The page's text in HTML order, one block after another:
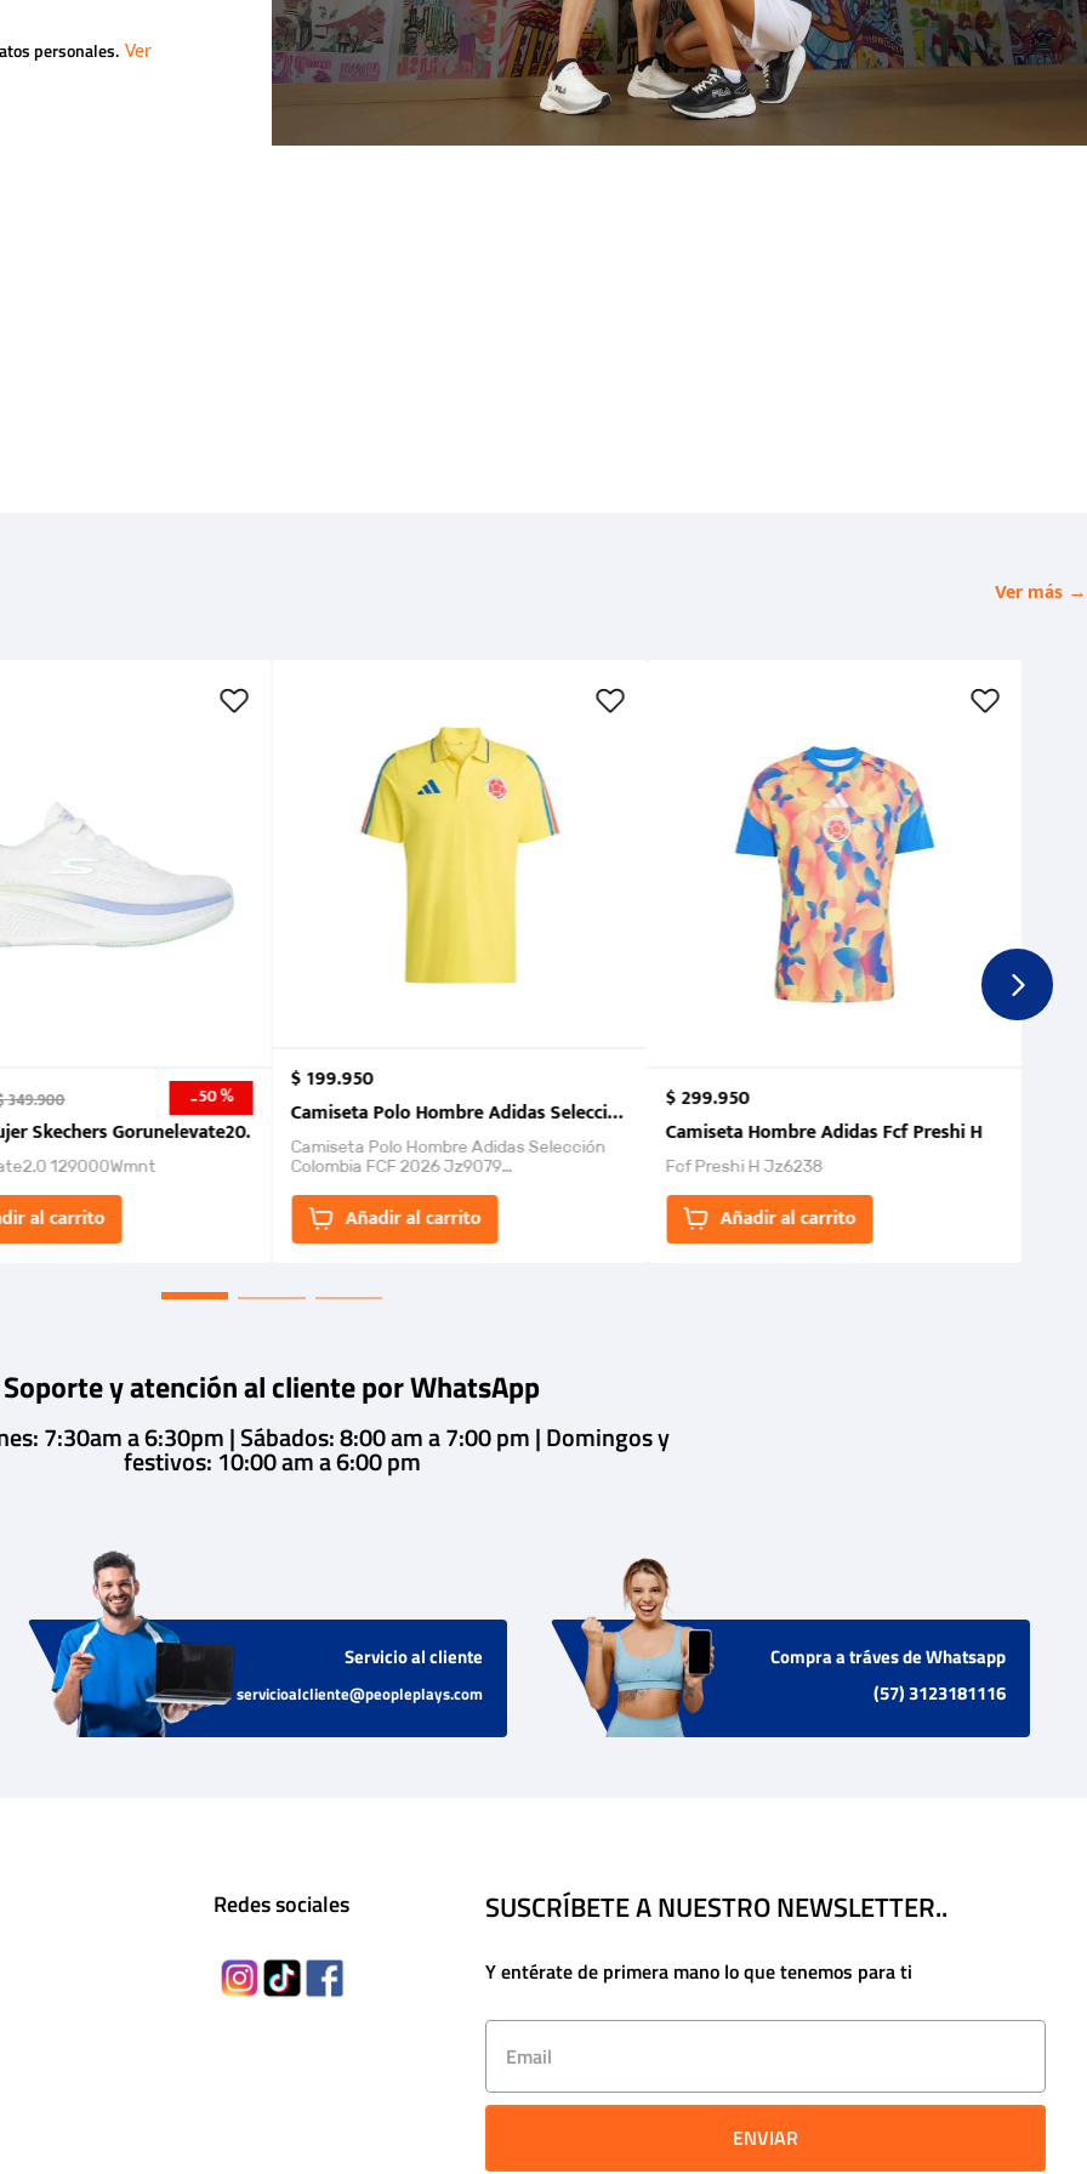
personales.
Ver más →
2026
349.900 -50 %
Skechers Gorunelevate20.
129000Wmnt
al carrito
$199.950
Camiseta Polo Hombre Adidas Selección Colombia FCF 2026.
Camiseta Polo Hombre Adidas Selección
Colombia FCF 2026 Jz9079
un estilo de...Añadir al carrito
$299.950
Camiseta Hombre Adidas Fcf Preshi H
Fcf Preshi H Jz6238
Añadir al carrito
Soporte y atención al cliente por WhatsApp
7:30am a 6:30pm | Sábados: 8:00 am a 7:00 pm | Domingos y
festivos: 10:00 am a 6:00 pm
Servicio al cliente
servicioalcliente@peopleplays.com
Compra a tráves de Whatsapp
(57) 3123181116
Redes sociales SUSCRÍBETE A NUESTRO NEWSLETTER..
Y entérate de primera mano lo que tenemos para ti
ENVIAR